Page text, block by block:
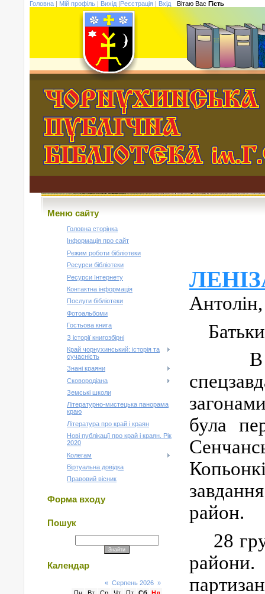
Вітаю Вас Гість
Головна | Мій профіль | Вихід |Реєстрація | Вхід
Меню сайту
Головна сторінка
Інформація про сайт
Режим роботи бібліотеки
Ресурси бібліотеки
Ресурси Інтернету
Контактна інформація
Послуги бібліотеки
Фотоальбоми
Гостьова книга
З історії книгозбірні
Край чорнухинський: історія та
сучасність
Знані краяни
Сковородіана
Земські школи
Літературно-мистецька панорама
краю
Література про край і краян
Нові публікації про край і краян. Рік
2020
Колегам
Віртуальна довідка
Правовий вісник
Форма входу
Пошук
Календар
« Серпень 2026 »
Антолін,
була
район.
28
райони.